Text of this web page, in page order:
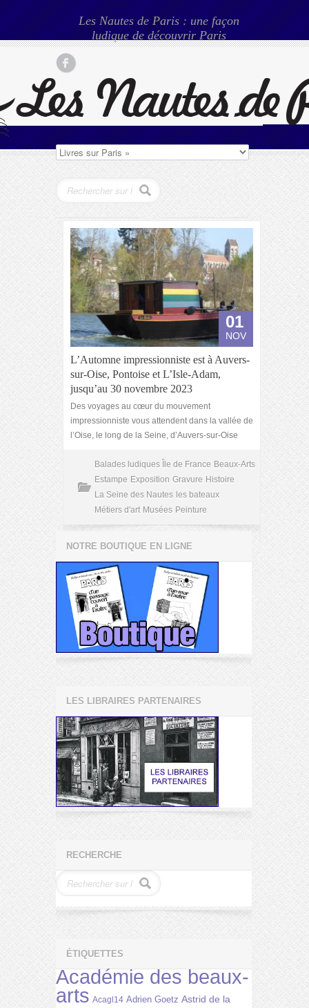
Les Nautes de Paris : une façon
ludique de découvrir Paris
01
NOV
L’Automne impressionniste est à Auvers-
sur-Oise, Pontoise et L’Isle-Adam,
jusqu’au 30 novembre 2023
Des voyages au cœur du mouvement
impressionniste vous attendent dans la vallée de
l’Oise, le long de la Seine, d’Auvers-sur-Oise
Balades ludiques Île de France Beaux-Arts
Estampe Exposition Gravure Histoire
La Seine des Nautes les bateaux
Métiers d'art Musées Peinture
NOTRE BOUTIQUE EN LIGNE
LES LIBRAIRES PARTENAIRES
RECHERCHE
ÉTIQUETTES
Académie des beaux-
arts Acagl14 Adrien Goetz Astrid de la